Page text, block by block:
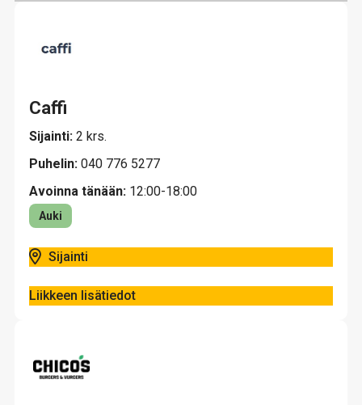
Caffi
Sijainti: 2 krs.
Puhelin: 040 776 5277
Avoinna tänään: 12:00-18:00
Auki
Sijainti
Liikkeen lisätiedot